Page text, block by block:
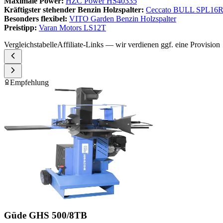
Kräftigster stehender Benzin Holzspalter: Ceccato BULL
Besonders flexibel: VITO Garden Benzin Holzspalter
Preistipp: Varan Motors LS12T
VergleichstabelleAffiliate-Links — wir verdienen ggf. eine Provision
Empfehlung
Güde GHS 500/8TB